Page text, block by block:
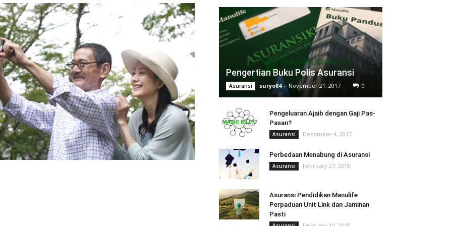
Corner
–
Pengertian Buku Polis Asuransi
Asuransi suryo84 - November 21, 2017 0
Pengeluaran Ajaib dengan Gaji Pas-
Pasan?
Asuransi December 4, 2017
Perbedaan Menabung di Asuransi
Asuransi February 27, 2018
Asuransi Pendidikan Manulife
Perpaduan Unit Link dan Jaminan
Pasti